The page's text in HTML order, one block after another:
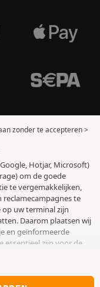
zonder te accepteren >
Hotjar, Microsoft)
om de goede
te vergemakkelijken,
te
op uw terminal zijn
Daarom plaatsen wij
en geïnformeerde
essentieel zijn voor de
de pagina over
kiezen om verder te